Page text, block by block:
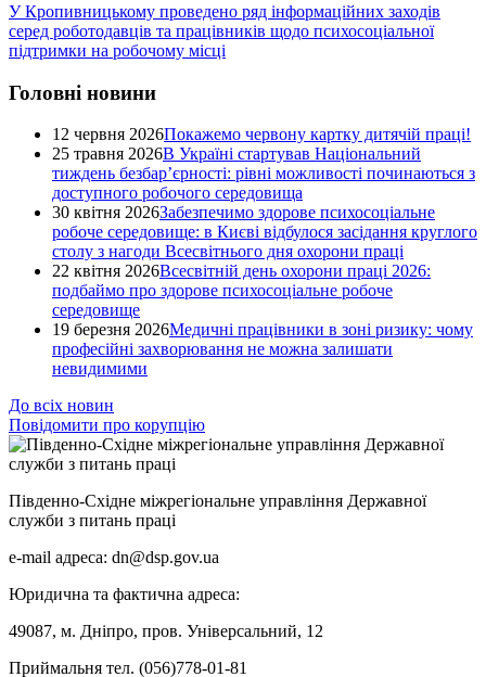
У Кропивницькому проведено ряд інформаційних заходів
серед роботодавців та працівників щодо психосоціальної
підтримки на робочому місці
Головні новини
12 червня 2026Покажемо червону картку дитячій праці!
25 травня 2026В Україні стартував Національний
тиждень безбар’єрності: рівні можливості починаються з
доступного робочого середовища
30 квітня 2026Забезпечимо здорове психосоціальне
робоче середовище: в Києві відбулося засідання круглого
столу з нагоди Всесвітнього дня охорони праці
22 квітня 2026Всесвітній день охорони праці 2026:
подбаймо про здорове психосоціальне робоче
середовище
19 березня 2026Медичні працівники в зоні ризику: чому
професійні захворювання не можна залишати
невидимими
До всіх новин
Повідомити про корупцію
Південно-Східне міжрегіональне управління Державної
служби з питань праці
e-mail адреса: dn@dsp.gov.ua
Юридична та фактична адреса:
49087, м. Дніпро, пров. Універсальний, 12
Приймальня тел. (056)778-01-81